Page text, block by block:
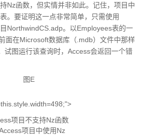
Nz函数，但实情并非如此。记住，项目中
。要证明这一点非常简单，只需使用
NorthwindCS.adp。以Employees表的一
面在Microsoft数据库（.mdb）文件中那样
试图运行该查询时，Access会返回一个错
图E
项目不支持Nz函数
项目中使用Nz